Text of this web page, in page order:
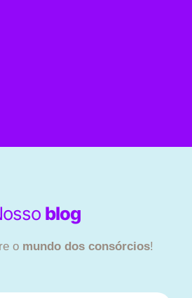
blog
o mundo dos consórcios!